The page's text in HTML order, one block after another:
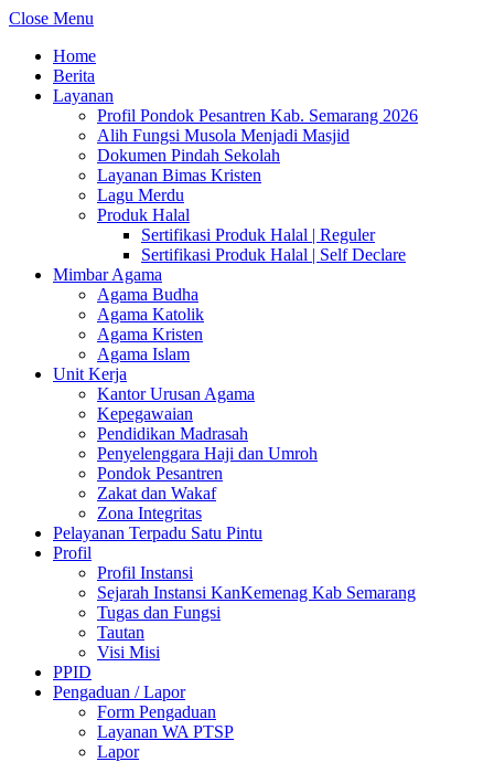
Close Menu
Home
Berita
Layanan
Profil Pondok Pesantren Kab. Semarang 2026
Alih Fungsi Musola Menjadi Masjid
Dokumen Pindah Sekolah
Layanan Bimas Kristen
Lagu Merdu
Produk Halal
Sertifikasi Produk Halal | Reguler
Sertifikasi Produk Halal | Self Declare
Mimbar Agama
Agama Budha
Agama Katolik
Agama Kristen
Agama Islam
Unit Kerja
Kantor Urusan Agama
Kepegawaian
Pendidikan Madrasah
Penyelenggara Haji dan Umroh
Pondok Pesantren
Zakat dan Wakaf
Zona Integritas
Pelayanan Terpadu Satu Pintu
Profil
Profil Instansi
Sejarah Instansi KanKemenag Kab Semarang
Tugas dan Fungsi
Tautan
Visi Misi
PPID
Pengaduan / Lapor
Form Pengaduan
Layanan WA PTSP
Lapor